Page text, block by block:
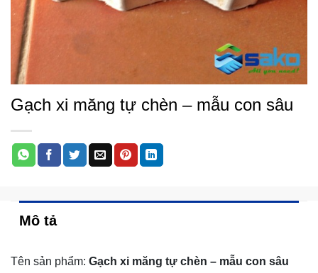
Gạch xi măng tự chèn – mẫu con sâu
Mô tả
Tên sản phẩm: Gạch xi măng tự chèn – mẫu con sâu